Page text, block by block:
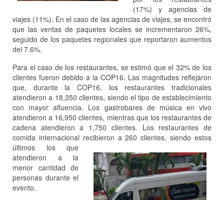
(17%) y agencias de
viajes (11%). En el caso de las agencias de viajes, se encontró
que las ventas de paquetes locales se incrementaron 26%,
seguido de los paquetes regionales que reportaron aumentos
del 7.6%.
Para el caso de los restaurantes, se estimó que el 32% de los
clientes fueron debido a la COP16. Las magnitudes reflejaron
que, durante la COP16, los restaurantes tradicionales
atendieron a 18,350 clientes, siendo el tipo de establecimiento
con mayor afluencia. Los gastrobares de música en vivo
atendieron a 16,950 clientes, mientras que los restaurantes de
cadena atendieron a 1,750 clientes. Los restaurantes de
comida internacional recibieron a 260 clientes, siendo estos
últimos los que
atendieron a la
menor cantidad de
personas durante el
evento.